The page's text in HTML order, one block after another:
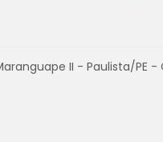
II - Paulista/PE